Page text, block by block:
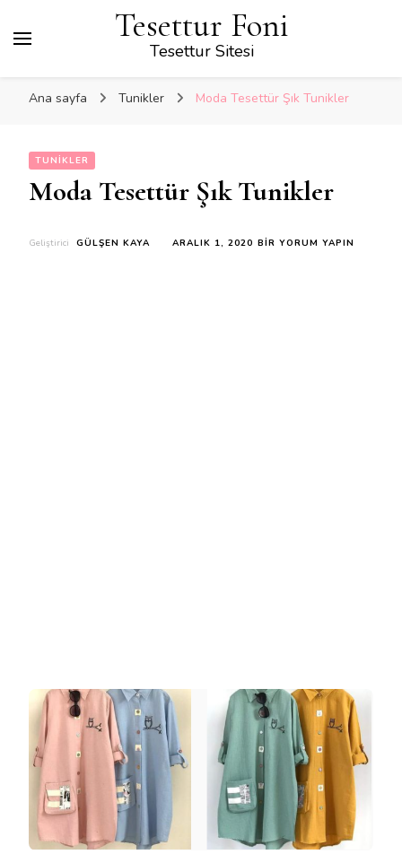
Tesettur Foni
Tesettur Sitesi
Ana sayfa Tunikler Moda Tesettür Şık Tunikler
TUNIKLER
Moda Tesettür Şık Tunikler
Geliştirici GÜLŞEN KAYA ARALIK 1, 2020 MODA
BIR YORUM YAPIN